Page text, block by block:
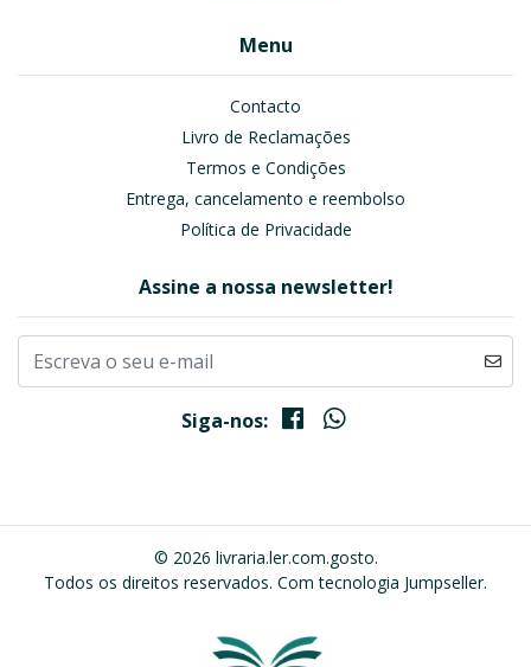
Menu
Contacto
Livro de Reclamações
Termos e Condições
Entrega, cancelamento e reembolso
Política de Privacidade
Assine a nossa newsletter!
Siga-nos:
© 2026 livraria.ler.com.gosto.
Todos os direitos reservados. Com tecnologia Jumpseller.